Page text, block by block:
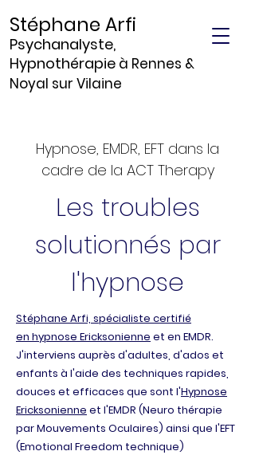
Stéphane Arfi
Psychanalyste,
Hypnothérapie à Rennes &
Noyal sur Vilaine
Hypnose, EMDR, EFT dans la
cadre de la ACT Therapy
Les troubles
solutionnés par
l'hypnose
Stéphane Arfi, spécialiste certifié
en hypnose Ericksonienne et en EMDR.
J'interviens auprès d'adultes, d'ados et
enfants à l'aide des techniques rapides,
douces et efficaces que sont l'Hypnose
Ericksonienne et l'EMDR (Neuro thérapie
par Mouvements Oculaires) ainsi que l'EFT
(Emotional Freedom technique)